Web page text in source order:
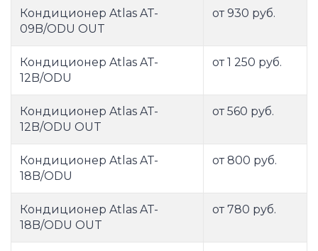
Кондиционер Atlas AT-
09B/ODU OUT
от 930 руб.
Кондиционер Atlas AT-
12B/ODU
от 1 250 руб.
Кондиционер Atlas AT-
12B/ODU OUT
от 560 руб.
Кондиционер Atlas AT-
18B/ODU
от 800 руб.
Кондиционер Atlas AT-
18B/ODU OUT
от 780 руб.